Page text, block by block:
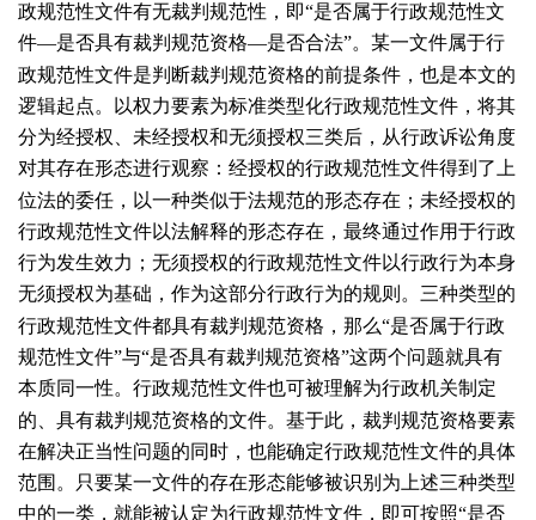
政规范性文件有无裁判规范性，即“是否属于行政规范性文
件—是否具有裁判规范资格—是否合法”。某一文件属于行
政规范性文件是判断裁判规范资格的前提条件，也是本文的
逻辑起点。以权力要素为标准类型化行政规范性文件，将其
分为经授权、未经授权和无须授权三类后，从行政诉讼角度
对其存在形态进行观察：经授权的行政规范性文件得到了上
位法的委任，以一种类似于法规范的形态存在；未经授权的
行政规范性文件以法解释的形态存在，最终通过作用于行政
行为发生效力；无须授权的行政规范性文件以行政行为本身
无须授权为基础，作为这部分行政行为的规则。三种类型的
行政规范性文件都具有裁判规范资格，那么“是否属于行政
规范性文件”与“是否具有裁判规范资格”这两个问题就具有
本质同一性。行政规范性文件也可被理解为行政机关制定
的、具有裁判规范资格的文件。基于此，裁判规范资格要素
在解决正当性问题的同时，也能确定行政规范性文件的具体
范围。只要某一文件的存在形态能够被识别为上述三种类型
中的一类，就能被认定为行政规范性文件，即可按照“是否